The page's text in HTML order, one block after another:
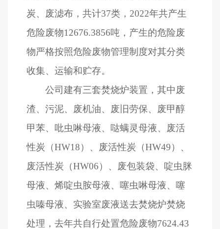
炭、废滤布，共计37类，2022年共产生
危险废物12676.3856吨，产生的危险废
物严格按照危险废物管理制度对其分类
收集、运输和贮存。
公司建有三套焚烧炉装置，其中废
渣、污泥、废机油、废旧劳保、废甲醇
甲苯、吡虫啉母液、哒螨灵母液、废活
性炭（HW18）、废活性炭（HW49）、
废活性炭（HW06）、废包装袋、啶虫脒
母液、烯啶虫胺母液、噻虫啉母液、噻
虫嗪母液、实验室废液送去焚烧炉焚烧
处理，去年共自行处置危险废物7624.43